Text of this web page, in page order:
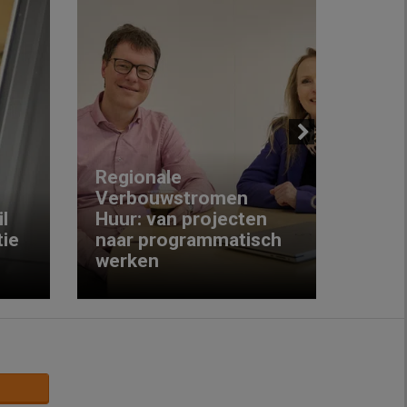
Regionale
Verbouwstromen
Huur: van projecten
naar programmatisch
werken
Next